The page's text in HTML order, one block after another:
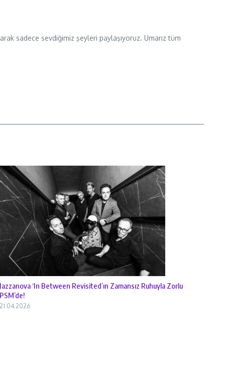
sadece sevdiğimiz şeyleri paylaşıyoruz. Umarız tüm
Jazzanova ‘In Between Revisited’ın Zamansız Ruhuyla Zorlu
PSM’de!
21.04.2026